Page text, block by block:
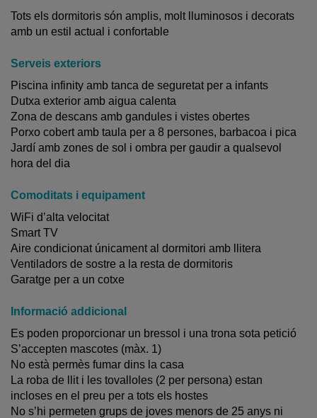
Tots els dormitoris són amplis, molt lluminosos i decorats
amb un estil actual i confortable
Serveis exteriors
Piscina infinity amb tanca de seguretat per a infants
Dutxa exterior amb aigua calenta
Zona de descans amb gandules i vistes obertes
Porxo cobert amb taula per a 8 persones, barbacoa i pica
Jardí amb zones de sol i ombra per gaudir a qualsevol
hora del dia
Comoditats i equipament
WiFi d’alta velocitat
Smart TV
Aire condicionat únicament al dormitori amb llitera
Ventiladors de sostre a la resta de dormitoris
Garatge per a un cotxe
Informació addicional
Es poden proporcionar un bressol i una trona sota petició
S’accepten mascotes (màx. 1)
No està permès fumar dins la casa
La roba de llit i les tovalloles (2 per persona) estan
incloses en el preu per a tots els hostes
No s’hi permeten grups de joves menors de 25 anys ni